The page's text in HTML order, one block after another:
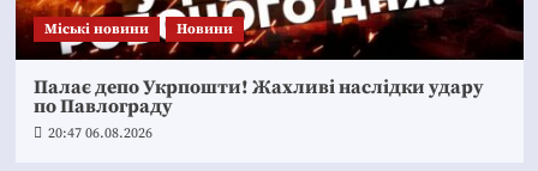
Mіські новини Новини
Палає депо Укрпошти! Жахливі наслідки удару
по Павлограду
20:47 06.08.2026